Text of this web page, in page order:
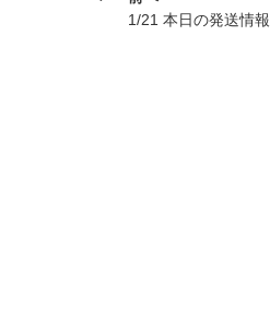
1/21 本日の発送情報